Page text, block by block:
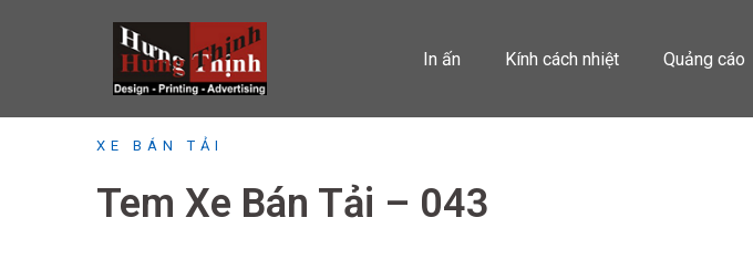
In ấn Kính cách nhiệt Quảng cáo
XE BÁN TẢI
Tem Xe Bán Tải – 043